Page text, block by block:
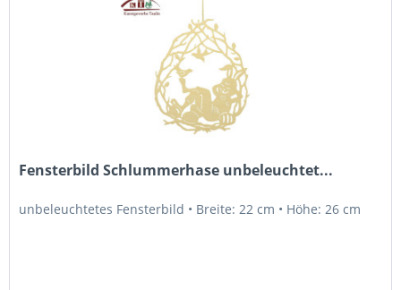
Fensterbild Schlummerhase unbeleuchtet...
unbeleuchtetes Fensterbild • Breite: 22 cm • Höhe: 26 cm